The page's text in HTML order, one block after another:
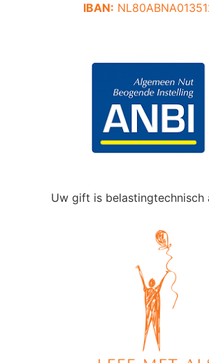
IBAN:
Uw gift is belastingtechnisch